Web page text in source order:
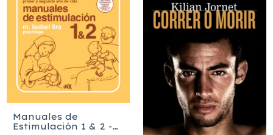
Manuales de
Estimulación 1 & 2 -